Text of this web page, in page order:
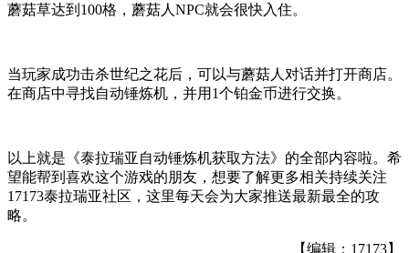
蘑菇草达到100格，蘑菇人NPC就会很快入住。
当玩家成功击杀世纪之花后，可以与蘑菇人对话并打开商店。
在商店中寻找自动锤炼机，并用1个铂金币进行交换。
以上就是《泰拉瑞亚自动锤炼机获取方法》的全部内容啦。希
望能帮到喜欢这个游戏的朋友，想要了解更多相关持续关注
17173泰拉瑞亚社区，这里每天会为大家推送最新最全的攻
略。
【编辑：17173】